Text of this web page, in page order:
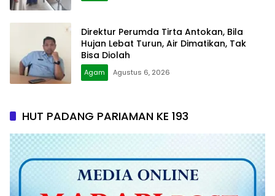
Direktur Perumda Tirta Antokan, Bila
Hujan Lebat Turun, Air Dimatikan, Tak
Bisa Diolah
Agam Agustus 6, 2026
HUT PADANG PARIAMAN KE 193